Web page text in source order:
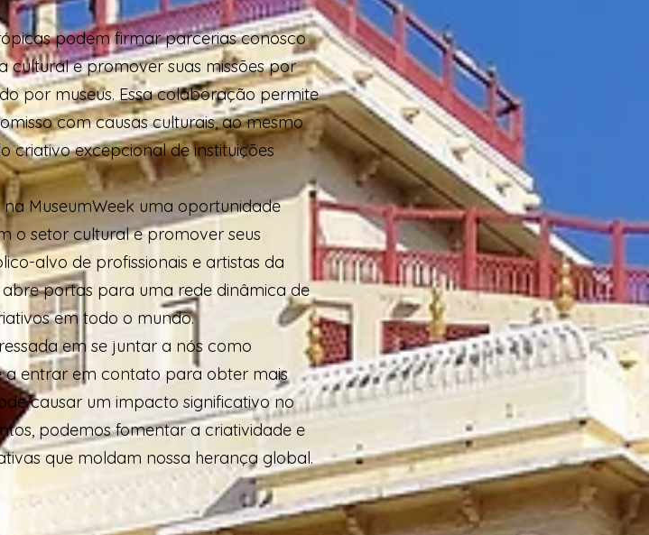
podem firmar parcerias conosco
cultural e promover suas missões por
por museus. Essa colaboração permite
com causas culturais, ao mesmo
criativo excepcional de instituições
MuseumWeek uma oportunidade
o setor cultural e promover seus
alvo de profissionais e artistas da
portas para uma rede dinâmica de
em todo o mundo.
em se juntar a nós como
entrar em contato para obter mais
causar um impacto significativo no
podemos fomentar a criatividade e
que moldam nossa herança global.